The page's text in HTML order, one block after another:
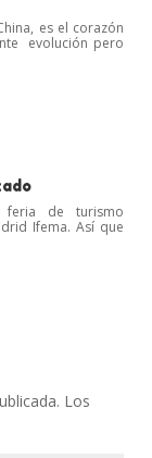
es el corazón
evolución pero
de turismo
Ifema. Así que
Los